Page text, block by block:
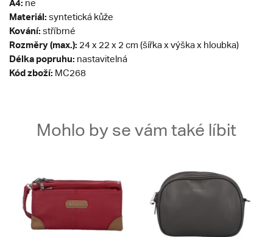
A4: ne
Materiál: syntetická kůže
Kování: stříbrné
Rozměry (max.): 24 x 22 x 2 cm (šířka x výška x hloubka)
Délka popruhu: nastavitelná
Kód zboží: MC268
Mohlo by se vám také líbit